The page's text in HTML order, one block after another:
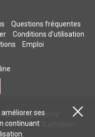
Questions fréquentes
Conditions d'utilisation
Emploi
Society.
besoins d'illustration.
ses
continuant